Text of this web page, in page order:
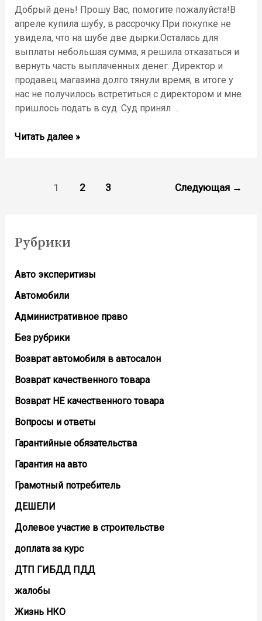
Добрый день! Прошу Вас, помогите пожалуйста!В
апреле купила шубу, в рассрочку.При покупке не
увидела, что на шубе две дырки.Осталась для
выплаты небольшая сумма, я решила отказаться и
вернуть часть выплаченных денег. Директор и
продавец магазина долго тянули время, в итоге у
нас не получилось встретиться с директором и мне
пришлось подать в суд. Суд принял …
Шуба
оспорить
решение
Читать далее »
1 2 3 Следующая →
Рубрики
Авто эксперитизы
Автомобили
Административное право
Без рубрики
Возврат автомобиля в автосалон
Возврат кaчественного товара
Возврат НЕ качественного товара
Вопросы и ответы
Гарантийные обязательства
Гарантия на авто
Грамотный потребитель
ДЕШЕЛИ
Долевое участие в строительстве
доплата за курс
ДТП ГИБДД ПДД
жалобы
Жизнь НКО